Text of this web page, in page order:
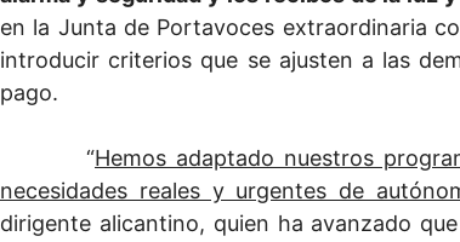
en la Junta de Portavoces extraordinaria
introducir criterios que se ajusten a las
pago.
“Hemos adaptado nuestros
necesidades reales y urgentes de
dirigente alicantino, quien ha avanzado